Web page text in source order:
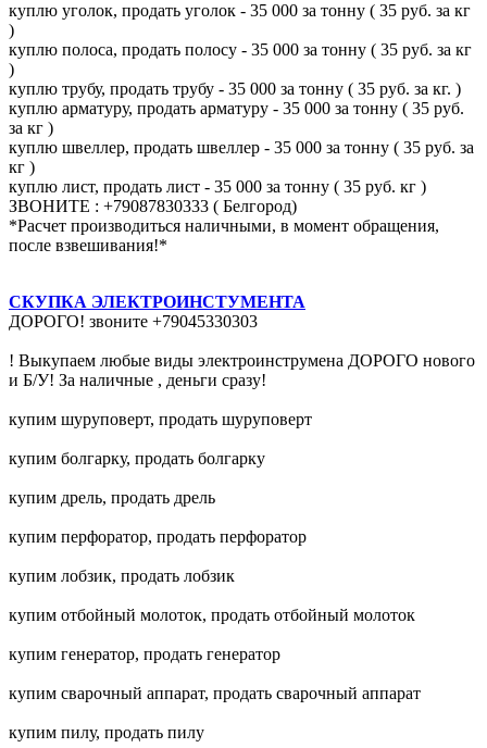
куплю уголок, продать уголок - 35 000 за тонну ( 35 руб. за кг
)
куплю полоса, продать полосу - 35 000 за тонну ( 35 руб. за кг
)
куплю трубу, продать трубу - 35 000 за тонну ( 35 руб. за кг. )
куплю арматуру, продать арматуру - 35 000 за тонну ( 35 руб.
за кг )
куплю швеллер, продать швеллер - 35 000 за тонну ( 35 руб. за
кг )
куплю лист, продать лист - 35 000 за тонну ( 35 руб. кг )
ЗВОНИТЕ : +79087830333 ( Белгород)
*Расчет производиться наличными, в момент обращения,
после взвешивания!*
СКУПКА ЭЛЕКТРОИНСТУМЕНТА
ДОРОГО! звоните +79045330303
! Выкупаем любые виды электроинструмена ДОРОГО нового
и Б/У! За наличные , деньги сразу!
купим шуруповерт, продать шуруповерт
купим болгарку, продать болгарку
купим дрель, продать дрель
купим перфоратор, продать перфоратор
купим лобзик, продать лобзик
купим отбойный молоток, продать отбойный молоток
купим генератор, продать генератор
купим сварочный аппарат, продать сварочный аппарат
купим пилу, продать пилу